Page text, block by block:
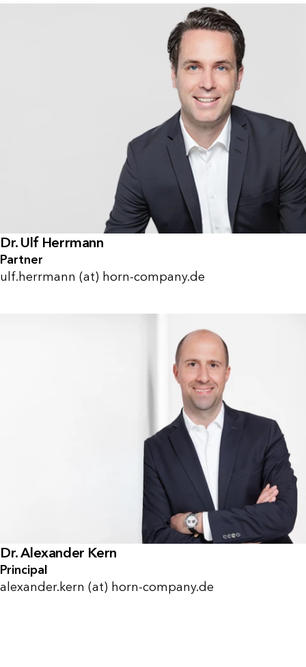
Dr. Ulf Herrmann
Partner
ulf.herrmann (at) horn-company.de
Dr. Alexander Kern
Principal
alexander.kern (at) horn-company.de